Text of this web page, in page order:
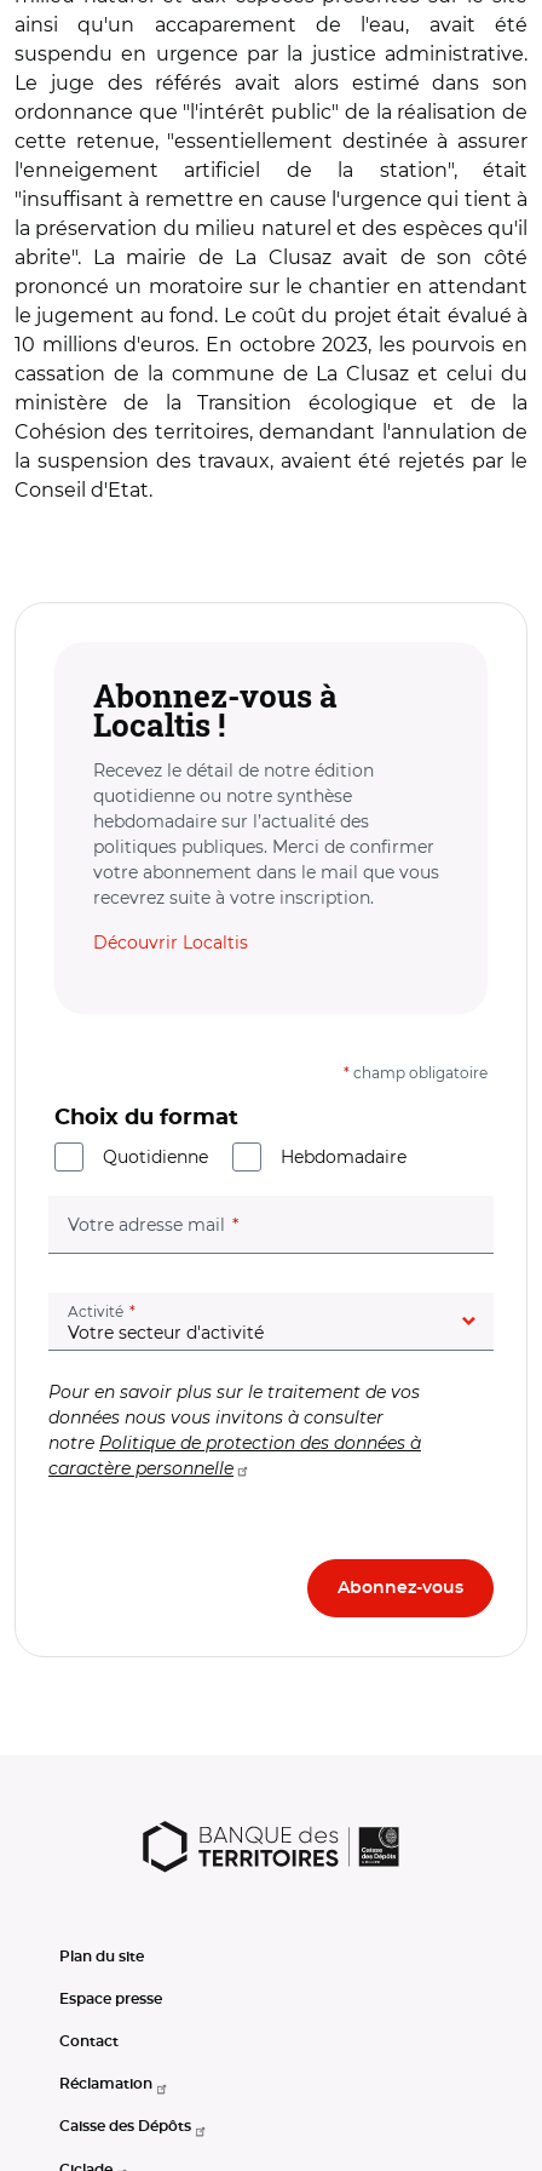
ainsi qu'un accaparement de l'eau, avait été
suspendu en urgence par la justice administrative.
Le juge des référés avait alors estimé dans son
ordonnance que "l'intérêt public" de la réalisation de
cette retenue, "essentiellement destinée à assurer
l'enneigement artificiel de la station", était
"insuffisant à remettre en cause l'urgence qui tient à
la préservation du milieu naturel et des espèces qu'il
abrite". La mairie de La Clusaz avait de son côté
prononcé un moratoire sur le chantier en attendant
le jugement au fond. Le coût du projet était évalué à
10 millions d'euros. En octobre 2023, les pourvois en
cassation de la commune de La Clusaz et celui du
ministère de la Transition écologique et de la
Cohésion des territoires, demandant l'annulation de
la suspension des travaux, avaient été rejetés par le
Conseil d'Etat.
Abonnez-vous à
Localtis !
Recevez le détail de notre édition
quotidienne ou notre synthèse
hebdomadaire sur l’actualité des
politiques publiques. Merci de confirmer
votre abonnement dans le mail que vous
recevrez suite à votre inscription.
Découvrir Localtis
* champ obligatoire
Choix du format
Quotidienne
Hebdomadaire
Votre adresse mail (champ obligatoire)
Activité (champ obligatoire)
Pour en savoir plus sur le traitement de vos
données nous vous invitons à consulter
notre Politique de protection des données à
caractère personnelle
Plan du site
Espace presse
Contact
Réclamation
Caisse des Dépôts